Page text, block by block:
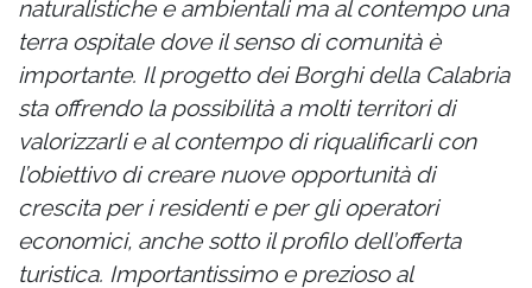
naturalistiche e ambientali ma al contempo una
terra ospitale dove il senso di comunità è
importante. Il progetto dei Borghi della Calabria
sta offrendo la possibilità a molti territori di
valorizzarli e al contempo di riqualificarli con
l’obiettivo di creare nuove opportunità di
crescita per i residenti e per gli operatori
economici, anche sotto il profilo dell’offerta
turistica. Importantissimo e prezioso al